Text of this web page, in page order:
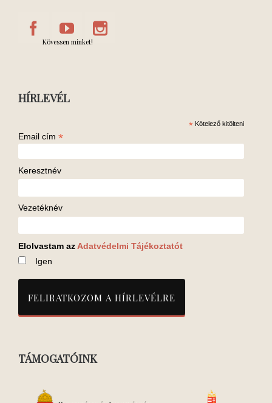
Kövessen minket!
HÍRLEVÉL
* Kötelező kitölteni
Email cím *
Keresztnév
Vezetéknév
Elolvastam az Adatvédelmi Tájékoztatót
Igen
TÁMOGATÓINK